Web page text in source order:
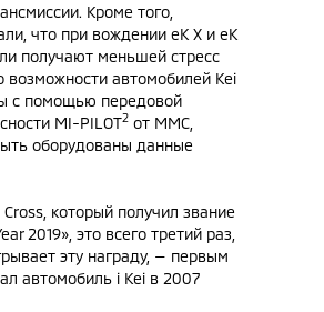
Кроме того,
что при вождении eK X и eK
получают меньшей стресс
возможности автомобилей Kei
с помощью передовой
MI-PILOT2 от MMC,
оборудованы данные
который получил звание
2019», это всего третий раз,
эту награду, — первым
автомобиль i Kei в 2007